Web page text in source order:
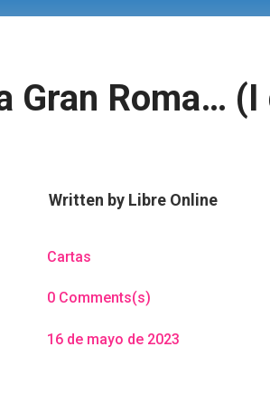
Gran Roma…
Written by Libre Online
Cartas
0 Comments(s)
16 de mayo de 2023